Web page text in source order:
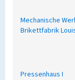
Mechanische
Brikettfabrik
Pressenhaus I